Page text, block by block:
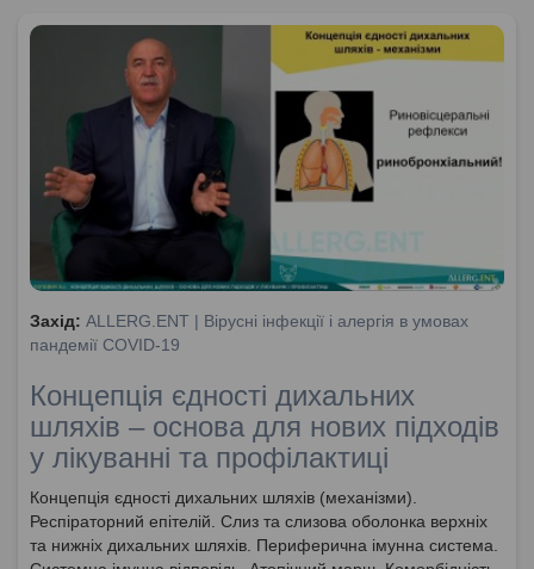
Захід: ALLERG.ENT | Вірусні інфекції і алергія в умовах
пандемії COVID-19
Концепція єдності дихальних
шляхів – основа для нових підходів
у лікуванні та профілактиці
Концепція єдності дихальних шляхів (механізми).
Респіраторний епітелій. Слиз та слизова оболонка верхніх
та нижніх дихальних шляхів. Периферична імунна система.